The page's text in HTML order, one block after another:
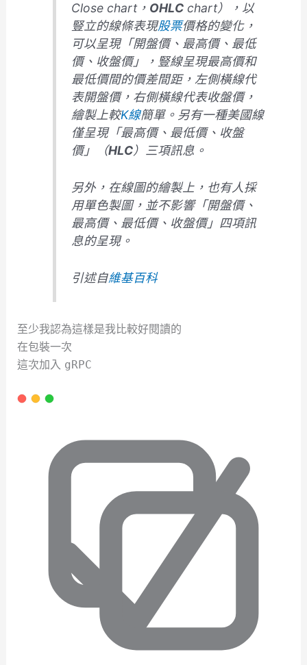
Close chart， OHLCchart），以
豎立的線條表現股票價格的變化，
可以呈現「開盤價、最高價、最低
價、收盤價」，豎線呈現最高價和
最低價間的價差間距，左側橫線代
表開盤價，右側橫線代表收盤價，
繪製上較K線簡單。另有一種美國線
僅呈現「最高價、最低價、收盤
價」（HLC）三項訊息。
另外，在線圖的繪製上，也有人採
用單色製圖，並不影響「開盤價、
最高價、最低價、收盤價」四項訊
息的呈現。
引述自維基百科
至少我認為這樣是我比較好閱讀的
在包裝一次
這次加入 gRPC